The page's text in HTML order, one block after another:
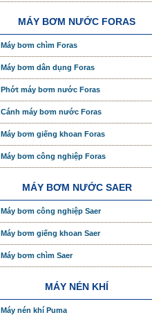
MÁY BƠM NƯỚC FORAS
Máy bơm chìm Foras
Máy bơm dân dụng Foras
Phớt máy bơm nước Foras
Cánh máy bơm nước Foras
Máy bơm giếng khoan Foras
Máy bơm công nghiệp Foras
MÁY BƠM NƯỚC SAER
Máy bơm công nghiệp Saer
Máy bơm giếng khoan Saer
Máy bơm chìm Saer
MÁY NÉN KHÍ
Máy nén khí Puma